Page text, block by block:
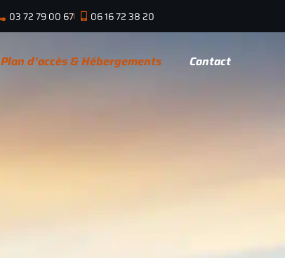
03 72 79 00 67 06 16 72 38 20
Plan d’accès & Hébergements Contact